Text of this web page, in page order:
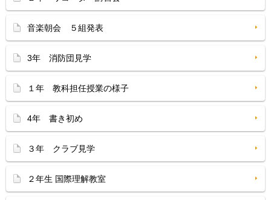
音楽朝会 ５組発表
3年 消防団見学
１年 教科担任授業の様子
4年 書き初め
３年 クラブ見学
２年生 国際理解教室